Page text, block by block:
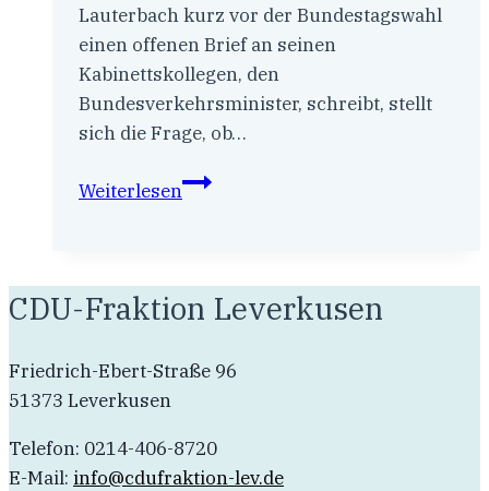
Lauterbach kurz vor der Bundestagswahl
einen offenen Brief an seinen
Kabinettskollegen, den
Bundesverkehrsminister, schreibt, stellt
sich die Frage, ob…
WeiterlesenCDU
und
Slawik
dem
Autobahnausbau
auf
CDU-Fraktion Leverkusen
Friedrich-Ebert-Straße 96
51373 Leverkusen
Telefon: 0214-406-8720
E-Mail: info@cdufraktion-lev.de